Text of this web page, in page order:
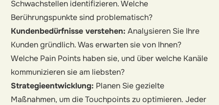
Schwachstellen identifizieren. Welche
Berührungspunkte sind problematisch?
Kundenbedürfnisse verstehen: Analysieren Sie Ihre
Kunden gründlich. Was erwarten sie von Ihnen?
Welche Pain Points haben sie, und über welche Kanäle
kommunizieren sie am liebsten?
Strategieentwicklung: Planen Sie gezielte
Maßnahmen, um die Touchpoints zu optimieren. Jeder